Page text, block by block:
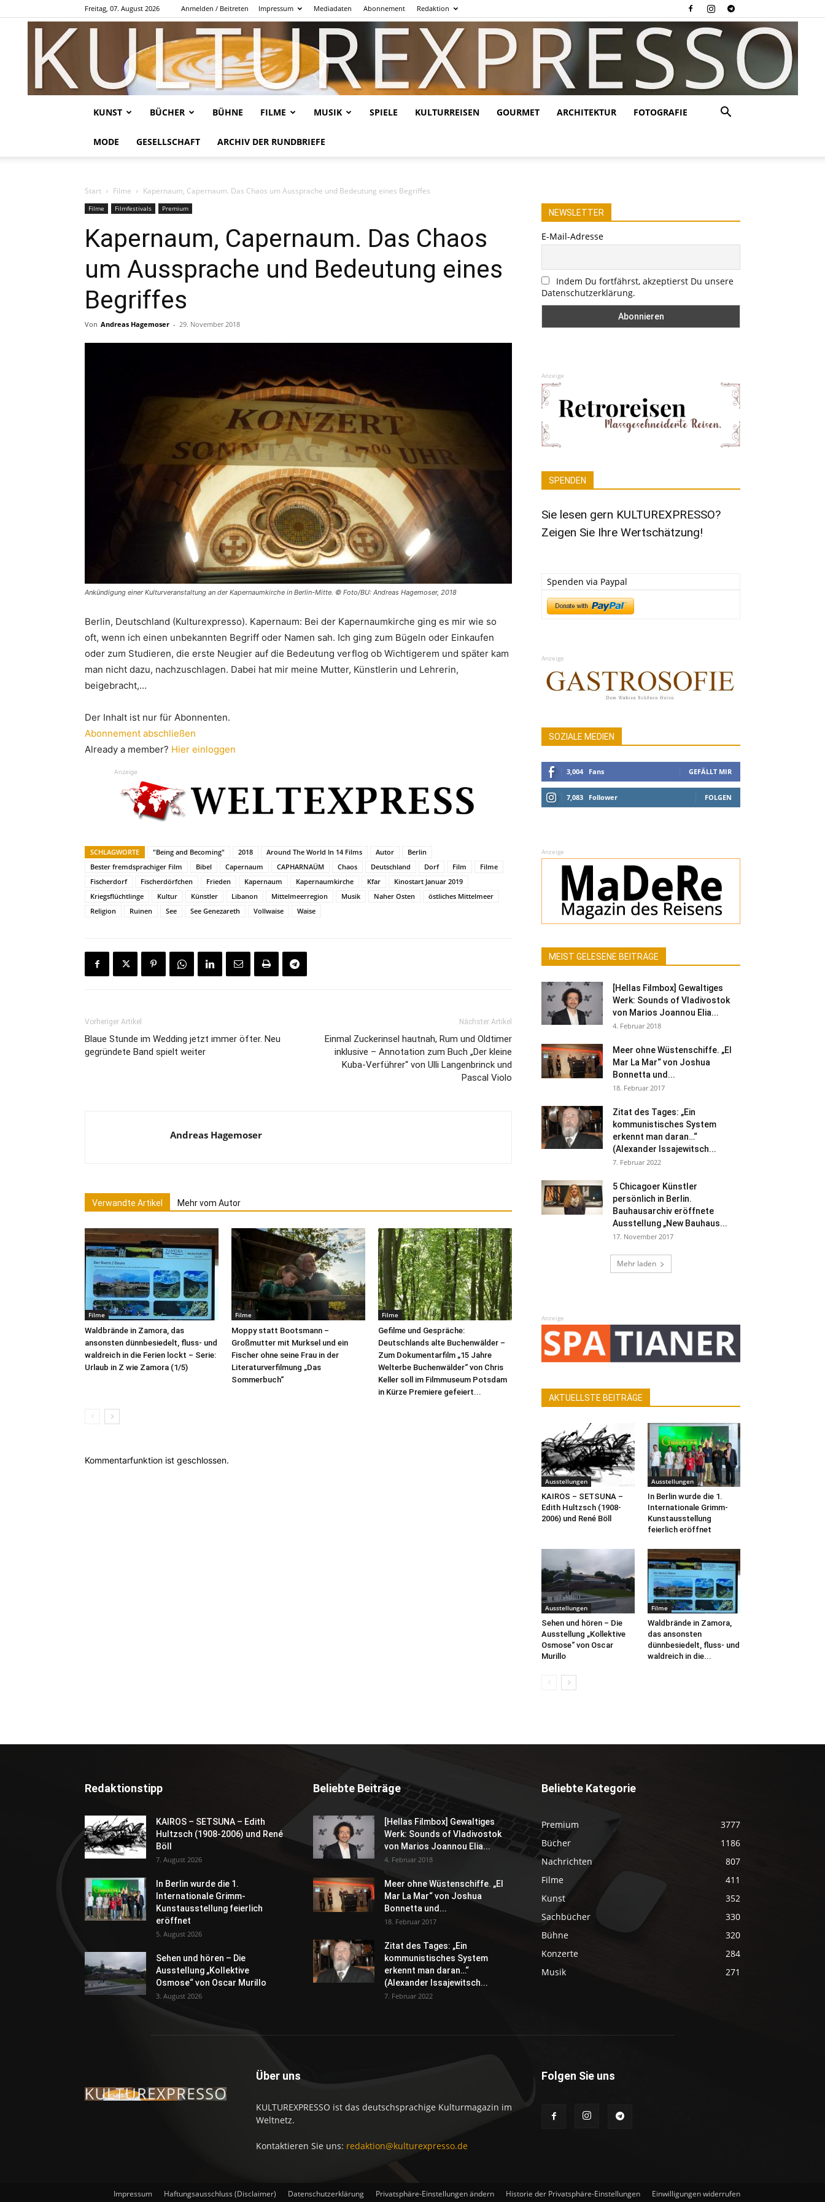
Freitag, 07. August 2026 Anmelden / Beitreten Impressum Mediadaten Abonnement Redaktion
KUNST BÜCHER BÜHNE FILME MUSIK SPIELE KULTURREISEN GOURMET ARCHITEKTUR FOTOGRAFIE
MODE GESELLSCHAFT ARCHIV DER RUNDBRIEFE
Start Filme Kapernaum, Capernaum. Das Chaos um Aussprache und Bedeutung eines Begriffes
Filme Filmfestivals Premium
Kapernaum, Capernaum. Das Chaos
um Aussprache und Bedeutung eines
Begriffes
Von Andreas Hagemoser - 29. November 2018
Ankündigung einer Kulturveranstaltung an der Kapernaumkirche in Berlin-Mitte. © Foto/BU: Andreas Hagemoser, 2018
Berlin, Deutschland (Kulturexpresso). Kapernaum: Bei der Kapernaumkirche ging es mir wie so
oft, wenn ich einen unbekannten Begriff oder Namen sah. Ich ging zum Bügeln oder Einkaufen
oder zum Studieren, die erste Neugier auf die Bedeutung verflog ob Wichtigerem und später kam
man nicht dazu, nachzuschlagen. Dabei hat mir meine Mutter, Künstlerin und Lehrerin,
beigebracht,…
Der Inhalt ist nur für Abonnenten.
Abonnement abschließen
Already a member? Hier einloggen
Anzeige
SCHLAGWORTE "Being and Becoming" 2018 Around The World In 14 Films Autor
Berlin
Bester fremdsprachiger Film
Bibel Capernaum CAPHARNAÜM Chaos Deutschland Dorf Film
Filme
Fischerdorf
Fischerdörfchen Frieden Kapernaum Kapernaumkirche Kfar
Kinostart Januar 2019
Kriegsflüchtlinge
Kultur Künstler Libanon Mittelmeerregion Musik Naher Osten
östliches Mittelmeer
Religion
Ruinen See See Genezareth Vollwaise Waise
Vorheriger Artikel
Blaue Stunde im Wedding jetzt immer öfter. Neu
gegründete Band spielt weiter
Nächster Artikel
Einmal Zuckerinsel hautnah, Rum und Oldtimer
inklusive – Annotation zum Buch „Der kleine
Kuba-Verführer“ von Ulli Langenbrinck und
Pascal Violo
Andreas Hagemoser
Verwandte Artikel Mehr vom Autor
Filme
Waldbrände in Zamora, das
ansonsten dünnbesiedelt, fluss- und
waldreich in die Ferien lockt – Serie:
Urlaub in Z wie Zamora (1/5)
Filme
Moppy statt Bootsmann –
Großmutter mit Murksel und ein
Fischer ohne seine Frau in der
Literaturverfilmung „Das
Sommerbuch“
Filme
Gefilme und Gespräche:
Deutschlands alte Buchenwälder –
Zum Dokumentarfilm „15 Jahre
Welterbe Buchenwälder“ von Chris
Keller soll im Filmmuseum Potsdam
in Kürze Premiere gefeiert...
Kommentarfunktion ist geschlossen.
NEWSLETTER
E-Mail-Adresse
Indem Du fortfährst, akzeptierst Du unsere
Datenschutzerklärung.
Anzeige
SPENDEN
Sie lesen gern KULTUREXPRESSO?
Zeigen Sie Ihre Wertschätzung!
Spenden via Paypal
Anzeige
SOZIALE MEDIEN
3,004 Fans GEFÄLLT MIR
7,083 Follower FOLGEN
Anzeige
MEIST GELESENE BEITRÄGE
[Hellas Filmbox] Gewaltiges
Werk: Sounds of Vladivostok
von Marios Joannou Elia...
4. Februar 2018
Meer ohne Wüstenschiffe. „El
Mar La Mar“ von Joshua
Bonnetta und...
18. Februar 2017
Zitat des Tages: „Ein
kommunistisches System
erkennt man daran…“
(Alexander Issajewitsch...
7. Februar 2022
5 Chicagoer Künstler
persönlich in Berlin.
Bauhausarchiv eröffnete
Ausstellung „New Bauhaus...
17. November 2017
Mehr laden
Anzeige
AKTUELLSTE BEITRÄGE
Ausstellungen
KAIROS – SETSUNA –
Edith Hultzsch (1908-
2006) und René Böll
Ausstellungen
In Berlin wurde die 1.
Internationale Grimm-
Kunstausstellung
feierlich eröffnet
Ausstellungen
Sehen und hören – Die
Ausstellung „Kollektive
Osmose“ von Oscar
Murillo
Filme
Waldbrände in Zamora,
das ansonsten
dünnbesiedelt, fluss- und
waldreich in die...
Redaktionstipp
KAIROS – SETSUNA – Edith
Hultzsch (1908-2006) und René
Böll
7. August 2026
In Berlin wurde die 1.
Internationale Grimm-
Kunstausstellung feierlich
eröffnet
5. August 2026
Sehen und hören – Die
Ausstellung „Kollektive
Osmose“ von Oscar Murillo
3. August 2026
Beliebte Beiträge
[Hellas Filmbox] Gewaltiges
Werk: Sounds of Vladivostok
von Marios Joannou Elia...
4. Februar 2018
Meer ohne Wüstenschiffe. „El
Mar La Mar“ von Joshua
Bonnetta und...
18. Februar 2017
Zitat des Tages: „Ein
kommunistisches System
erkennt man daran…“
(Alexander Issajewitsch...
7. Februar 2022
Beliebte Kategorie
Premium
3777
Bücher
1186
Nachrichten
807
Filme
411
Kunst
352
Sachbücher
330
Bühne
320
Konzerte
284
Musik
271
Über uns
KULTUREXPRESSO ist das deutschsprachige Kulturmagazin im
Weltnetz.
Kontaktieren Sie uns: redaktion@kulturexpresso.de
Folgen Sie uns
Impressum Haftungsausschluss (Disclaimer) Datenschutzerklärung Privatsphäre-Einstellungen ändern Historie der Privatsphäre-Einstellungen Einwilligungen widerrufen